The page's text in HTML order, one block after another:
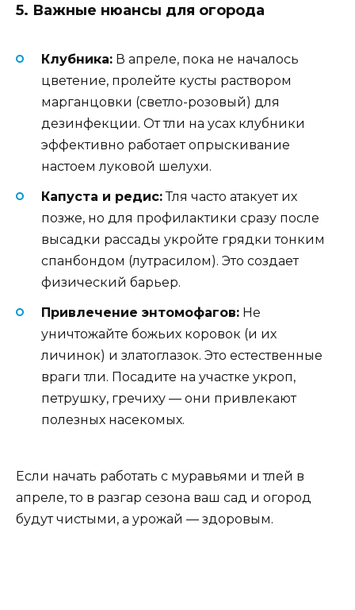
5. Важные нюансы для огорода
Клубника: В апреле, пока не началось
цветение, пролейте кусты раствором
марганцовки (светло-розовый) для
дезинфекции. От тли на усах клубники
эффективно работает опрыскивание
настоем луковой шелухи.
Капуста и редис:Тля часто атакует их
позже, но для профилактики сразу после
высадки рассады укройте грядки тонким
спанбондом (лутрасилом). Это создает
физический барьер.
Привлечение энтомофагов: Не
уничтожайте божьих коровок (и их
личинок) и златоглазок. Это естественные
враги тли. Посадите на участке укроп,
петрушку, гречиху — они привлекают
полезных насекомых.
Если начать работать с муравьями и тлей в
апреле, то в разгар сезона ваш сад и огород
будут чистыми, а урожай — здоровым.